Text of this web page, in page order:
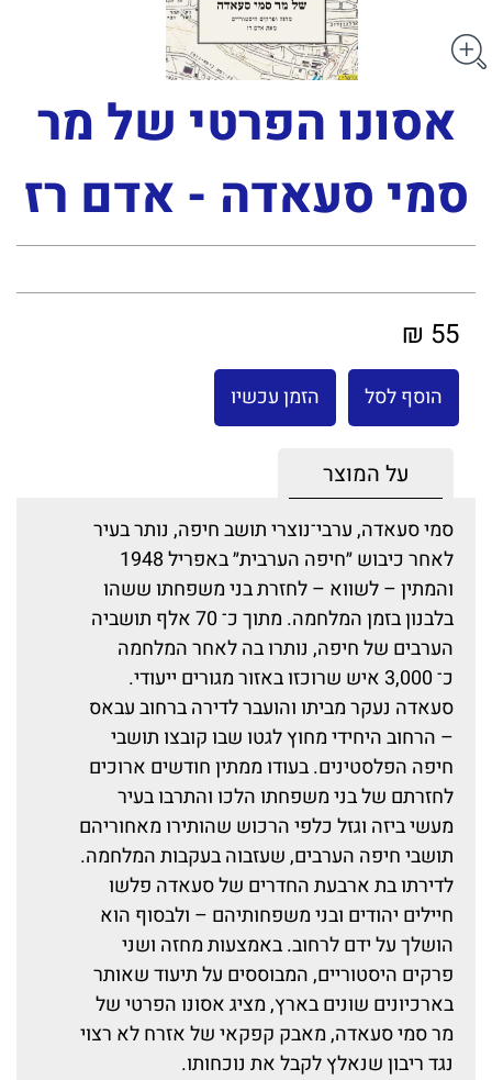
אסונו הפרטי של מר
סמי סעאדה - אדם רז
55 ₪
הוסף לסל הזמן עכשיו
על המוצר
סמי סעאדה, ערבי־נוצרי תושב חיפה, נותר בעיר
לאחר כיבוש ״חיפה הערבית״ באפריל 1948
והמתין – לשווא – לחזרת בני משפחתו ששהו
בלבנון בזמן המלחמה. מתוך כ־ 70 אלף תושביה
הערבים של חיפה, נותרו בה לאחר המלחמה
כ־ 3,000 איש שרוכזו באזור מגורים ייעודי.
סעאדה נעקר מביתו והועבר לדירה ברחוב עבאס
– הרחוב היחידי מחוץ לגטו שבו קובצו תושבי
חיפה הפלסטינים. בעודו ממתין חודשים ארוכים
לחזרתם של בני משפחתו הלכו והתרבו בעיר
מעשי ביזה וגזל כלפי הרכוש שהותירו מאחוריהם
תושבי חיפה הערבים, שעזבוה בעקבות המלחמה.
לדירתו בת ארבעת החדרים של סעאדה פלשו
חיילים יהודים ובני משפחותיהם – ולבסוף הוא
הושלך על ידם לרחוב. באמצעות מחזה ושני
פרקים היסטוריים, המבוססים על תיעוד שאותר
בארכיונים שונים בארץ, מציג אסונו הפרטי של
מר סמי סעאדה, מאבק קפקאי של אזרח לא רצוי
נגד ריבון שנאלץ לקבל את נוכחותו.